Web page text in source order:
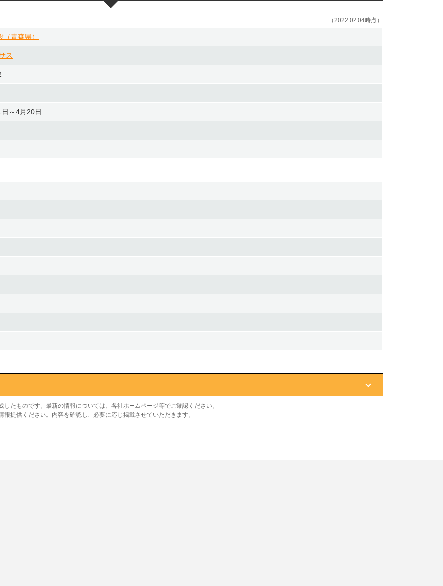
（2022.02.04時点）
青森県）
ス
～4月20日
たものです。最新の情報については、各社ホームページ等でご確認ください。
提供ください。内容を確認し、必要に応じ掲載させていただきます。